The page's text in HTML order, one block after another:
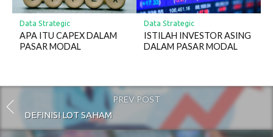
Data Strategic
APA ITU CAPEX DALAM
PASAR MODAL
Data Strategic
ISTILAH INVESTOR ASING
DALAM PASAR MODAL
PREV POST
DEFINISI LOT SAHAM